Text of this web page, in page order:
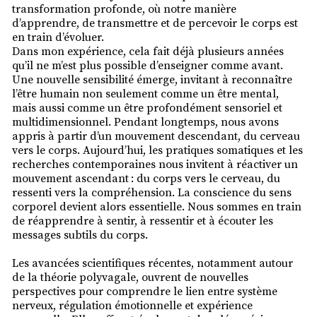
transformation profonde, où notre manière
d’apprendre, de transmettre et de percevoir le corps est
en train d’évoluer.
Dans mon expérience, cela fait déjà plusieurs années
qu’il ne m’est plus possible d’enseigner comme avant.
Une nouvelle sensibilité émerge, invitant à reconnaître
l’être humain non seulement comme un être mental,
mais aussi comme un être profondément sensoriel et
multidimensionnel. Pendant longtemps, nous avons
appris à partir d’un mouvement descendant, du cerveau
vers le corps. Aujourd’hui, les pratiques somatiques et les
recherches contemporaines nous invitent à réactiver un
mouvement ascendant : du corps vers le cerveau, du
ressenti vers la compréhension. La conscience du sens
corporel devient alors essentielle. Nous sommes en train
de réapprendre à sentir, à ressentir et à écouter les
messages subtils du corps.
Les avancées scientifiques récentes, notamment autour
de la théorie polyvagale, ouvrent de nouvelles
perspectives pour comprendre le lien entre système
nerveux, régulation émotionnelle et expérience